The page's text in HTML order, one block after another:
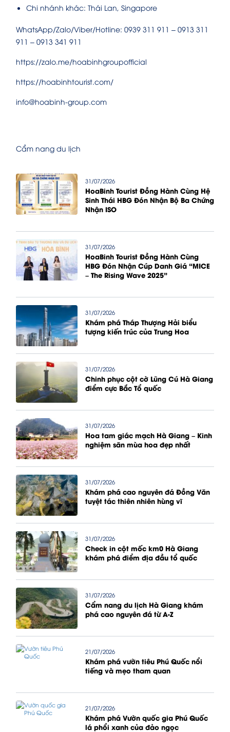
Chi nhánh khác: Thái Lan, Singapore
WhatsApp/Zalo/Viber/Hotline: 0939 311 911 – 0913 311
911 – 0913 341 911
https://zalo.me/hoabinhgroupofficial
https://hoabinhtourist.com/
info@hoabinh-group.com
Cẩm nang du lịch
31/07/2026
HoaBinh Tourist Đồng Hành Cùng Hệ
Sinh Thái HBG Đón Nhận Bộ Ba Chứng
Nhận ISO
31/07/2026
HoaBinh Tourist Đồng Hành Cùng
HBG Đón Nhận Cúp Danh Giá “MICE
– The Rising Wave 2025”
31/07/2026
Khám phá Tháp Thượng Hải biểu
tượng kiến trúc của Trung Hoa
31/07/2026
Chinh phục cột cờ Lũng Cú Hà Giang
điểm cực Bắc Tổ quốc
31/07/2026
Hoa tam giác mạch Hà Giang – Kinh
nghiệm săn mùa hoa đẹp nhất
31/07/2026
Khám phá cao nguyên đá Đồng Văn
tuyệt tác thiên nhiên hùng vĩ
31/07/2026
Check in cột mốc km0 Hà Giang
khám phá điểm địa đầu tổ quốc
31/07/2026
Cẩm nang du lịch Hà Giang khám
phá cao nguyên đá từ A-Z
21/07/2026
Khám phá vườn tiêu Phú Quốc nổi
tiếng và mẹo tham quan
21/07/2026
Khám phá Vườn quốc gia Phú Quốc
lá phổi xanh của đảo ngọc